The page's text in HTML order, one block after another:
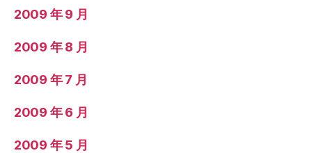
2009 年 9 月
2009 年 8 月
2009 年 7 月
2009 年 6 月
2009 年 5 月